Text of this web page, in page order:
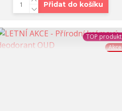
Přidat do košíku
TOP produkt
Akce